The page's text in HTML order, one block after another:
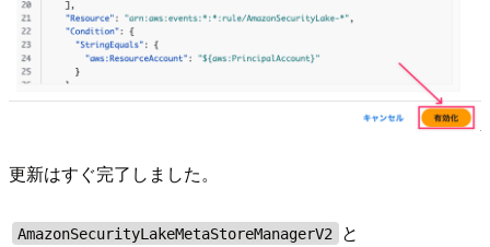
更新はすぐ完了しました。
AmazonSecurityLakeMetaStoreManagerV2 と